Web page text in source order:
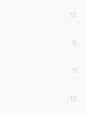
12
6
11
13